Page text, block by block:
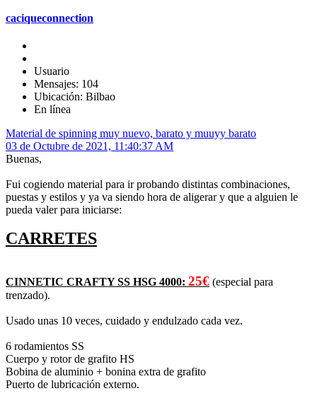
caciqueconnection
Usuario
Mensajes: 104
Ubicación: Bilbao
En línea
Material de spinning muy nuevo, barato y muuyy barato
03 de Octubre de 2021, 11:40:37 AM
Buenas,
Fui cogiendo material para ir probando distintas combinaciones,
puestas y estilos y ya va siendo hora de aligerar y que a alguien le
pueda valer para iniciarse:
CARRETES
CINNETIC CRAFTY SS HSG 4000: 25€ (especial para
trenzado).
Usado unas 10 veces, cuidado y endulzado cada vez.
6 rodamientos SS
Cuerpo y rotor de grafito HS
Bobina de aluminio + bonina extra de grafito
Puerto de lubricación externo.